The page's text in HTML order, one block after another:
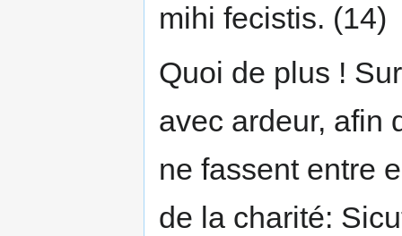
mihi fecistis. (14)
Quoi de plus !
avec ardeur, afin
ne fassent entre
de la charité: